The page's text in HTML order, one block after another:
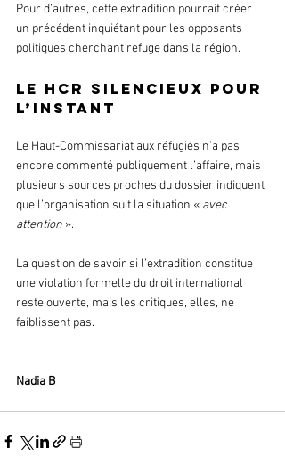
Pour d’autres, cette extradition pourrait créer
un précédent inquiétant pour les opposants
politiques cherchant refuge dans la région.
Le HCR silencieux pour
l’instant
Le Haut-Commissariat aux réfugiés n’a pas
encore commenté publiquement l’affaire, mais
plusieurs sources proches du dossier indiquent
que l’organisation suit la situation « avec
attention ».
La question de savoir si l’extradition constitue
une violation formelle du droit international
reste ouverte, mais les critiques, elles, ne
faiblissent pas.
Nadia B